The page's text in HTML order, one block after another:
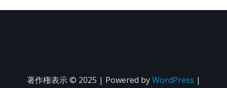
著作権表示 © 2025 | Powered byWordPress |